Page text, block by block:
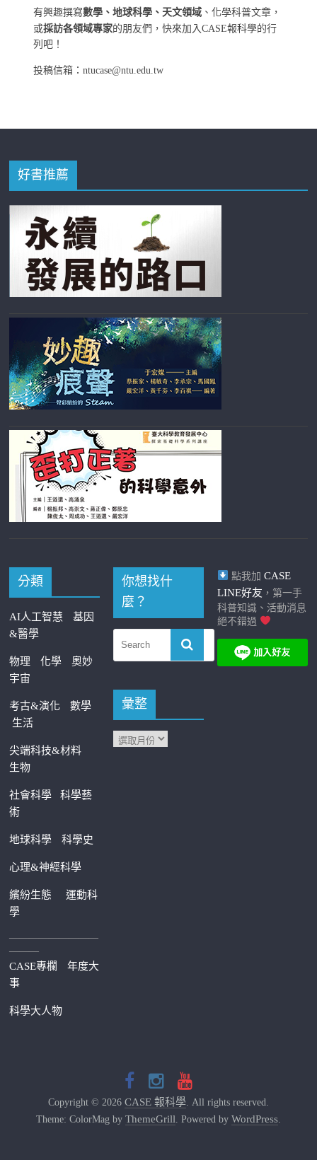
有興趣撰寫數學、地球科學、天文領域 、化學科普文章，
或採訪各領域專家的朋友們，快來加入CASE報科學的行
列吧！
投稿信箱：ntucase@ntu.edu.tw
好書推薦
分類
AI人工智慧
基因
&醫學
物理 化學
奧妙
宇宙
考古&演化
數學
生活
尖端科技&材料
生物
社會科學科學藝
術
地球科學 科學史
心理&神經科學
繽紛生態運動科
學
—————————
———
CASE專欄
年度大
事
科學大人物
你想找什
麼？
彙整
點我加 CASE
LINE好友 ，第一手
科普知識、活動消息
絕不錯過
Copyright © 2026 CASE 報科學. All rights reserved.
Theme: ColorMag by ThemeGrill . Powered by WordPress.